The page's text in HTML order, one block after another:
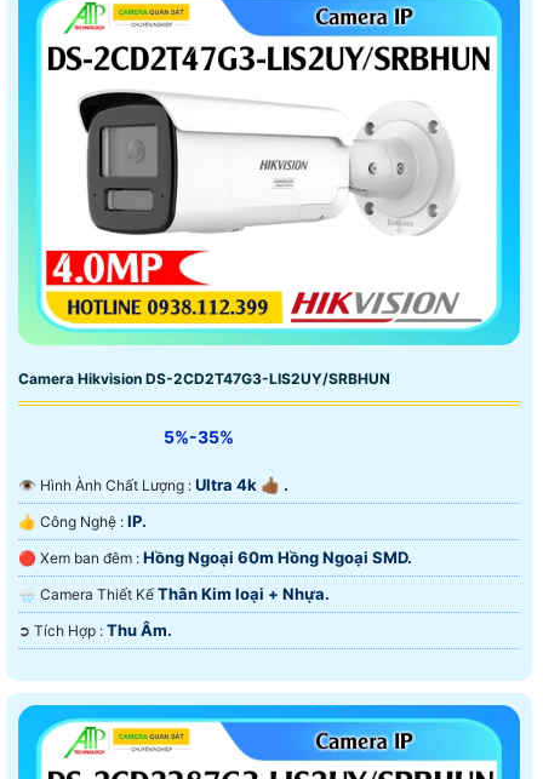
Camera Hikvision DS-2CD2T47G3-LIS2UY/SRBHUN
5%-35%
👁 Hình Ành Chất Lượng : Ultra 4k 👍🏾 .
👍 Công Nghệ : IP.
🔴 Xem ban đêm : Hồng Ngoại 60m Hồng Ngoại SMD.
🌧️ Camera Thiết Kế Thân Kim loại + Nhựa.
️➲ Tích Hợp : Thu Âm.